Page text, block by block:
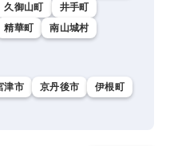
久御山町
井手町
精華町
南山城村
津市 京丹後市
伊根町